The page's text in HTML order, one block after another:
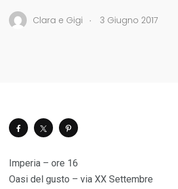
Clara e Gigi . 3 Giugno 2017
Imperia – ore 16
Oasi del gusto – via XX Settembre